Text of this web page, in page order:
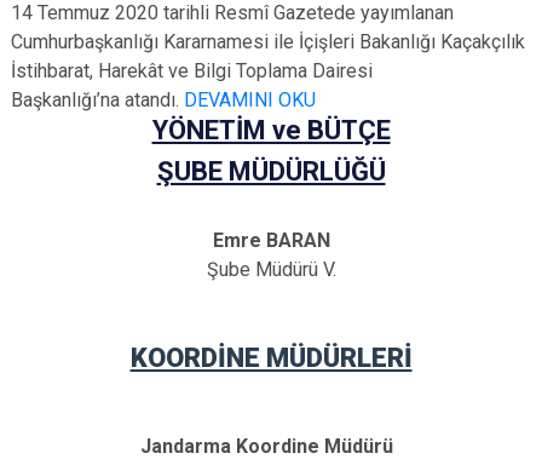
14 Temmuz 2020 tarihli Resmî Gazetede yayımlanan
Cumhurbaşkanlığı Kararnamesi ile İçişleri Bakanlığı Kaçakçılık
İstihbarat, Harekât ve Bilgi Toplama Dairesi
Başkanlığı’na atandı. DEVAMINI OKU
YÖNETİM ve BÜTÇE
ŞUBE MÜDÜRLÜĞÜ
Emre BARAN
Şube Müdürü V.
KOORDİNE MÜDÜRLERİ
Jandarma Koordine Müdürü